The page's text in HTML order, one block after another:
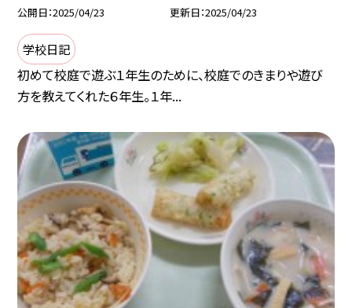
公開日 2025/04/23 更新日 2025/04/23
学校日記
初めて校庭で遊ぶ１年生のために、校庭でのきまりや遊び
方を教えてくれた６年生。１年...